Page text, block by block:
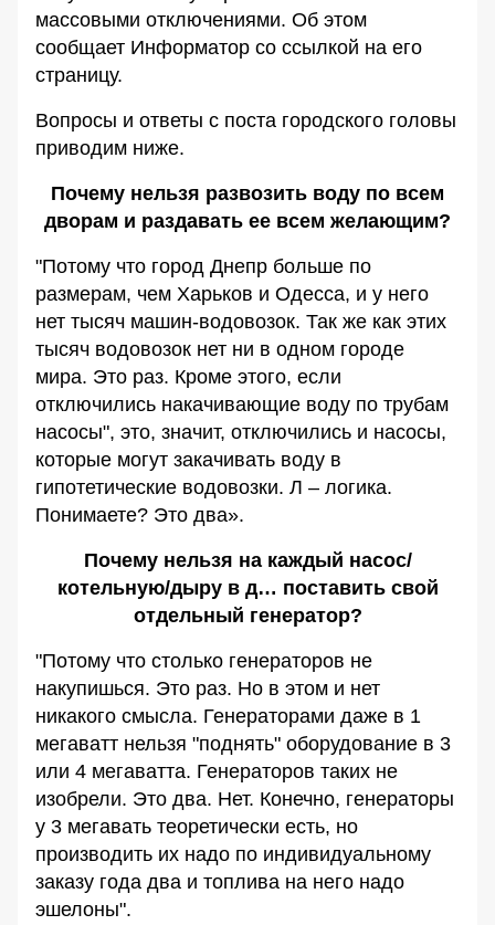
массовыми отключениями. Об этом
сообщает Информатор со ссылкой на его
страницу.
Вопросы и ответы с поста городского головы
приводим ниже.
Почему нельзя развозить воду по всем
дворам и раздавать ее всем желающим?
"Потому что город Днепр больше по
размерам, чем Харьков и Одесса, и у него
нет тысяч машин-водовозок. Так же как этих
тысяч водовозок нет ни в одном городе
мира. Это раз. Кроме этого, если
отключились накачивающие воду по трубам
насосы", это, значит, отключились и насосы,
которые могут закачивать воду в
гипотетические водовозки. Л – логика.
Понимаете? Это два».
Почему нельзя на каждый насос/
котельную/дыру в д… поставить свой
отдельный генератор?
"Потому что столько генераторов не
накупишься. Это раз. Но в этом и нет
никакого смысла. Генераторами даже в 1
мегаватт нельзя "поднять" оборудование в 3
или 4 мегаватта. Генераторов таких не
изобрели. Это два. Нет. Конечно, генераторы
у 3 мегавать теоретически есть, но
производить их надо по индивидуальному
заказу года два и топлива на него надо
эшелоны".